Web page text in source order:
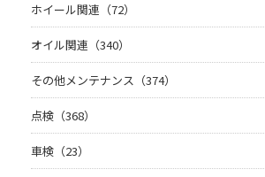
ホイール関連（72）
オイル関連（340）
その他メンテナンス（374）
点検（368）
車検（23）